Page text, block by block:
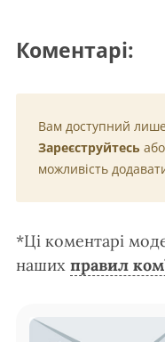
Коментарі:
Вам доступний
Зареєструйтесь або
можливість
*Ці коментарі
наших правил